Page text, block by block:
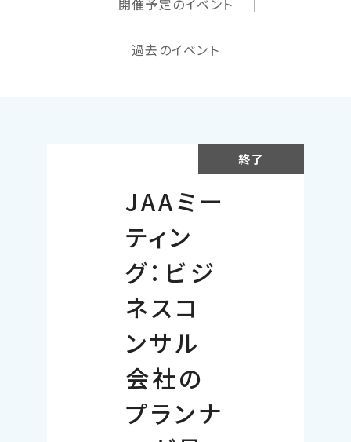
開催予定のイベント
過去のイベント
JAAミー
ティン
グ：ビジ
ネスコ
ンサル
会社の
プランナ
終了